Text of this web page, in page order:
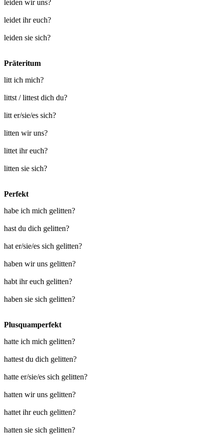
leiden wir uns?
leidet ihr euch?
leiden sie sich?
Präteritum
litt ich mich?
littst / littest dich du?
litt er/sie/es sich?
litten wir uns?
littet ihr euch?
litten sie sich?
Perfekt
habe ich mich gelitten?
hast du dich gelitten?
hat er/sie/es sich gelitten?
haben wir uns gelitten?
habt ihr euch gelitten?
haben sie sich gelitten?
Plusquamperfekt
hatte ich mich gelitten?
hattest du dich gelitten?
hatte er/sie/es sich gelitten?
hatten wir uns gelitten?
hattet ihr euch gelitten?
hatten sie sich gelitten?